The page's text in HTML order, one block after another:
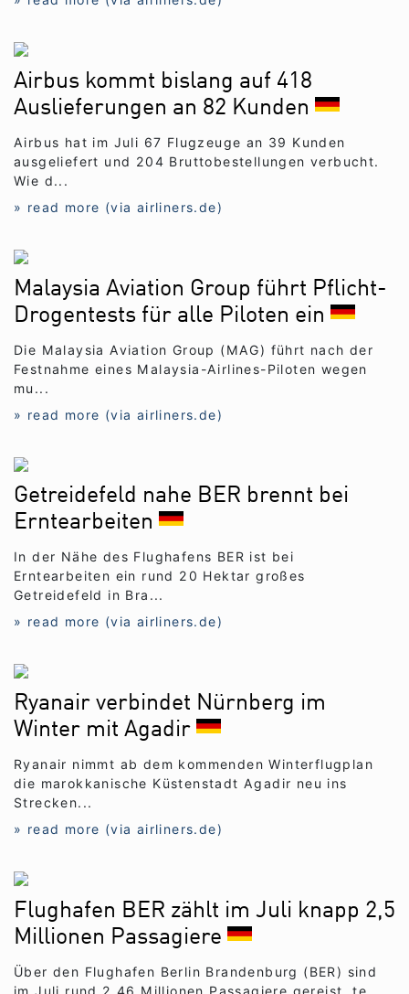
Airbus kommt bislang auf 418
Auslieferungen an 82 Kunden
Airbus hat im Juli 67 Flugzeuge an 39 Kunden
ausgeliefert und 204 Bruttobestellungen verbucht.
Wie d...
» read more (via airliners.de)
Malaysia Aviation Group führt Pflicht-
Drogentests für alle Piloten ein
Die Malaysia Aviation Group (MAG) führt nach der
Festnahme eines Malaysia-Airlines-Piloten wegen
mu...
» read more (via airliners.de)
Getreidefeld nahe BER brennt bei
Erntearbeiten
In der Nähe des Flughafens BER ist bei
Erntearbeiten ein rund 20 Hektar großes
Getreidefeld in Bra...
» read more (via airliners.de)
Ryanair verbindet Nürnberg im
Winter mit Agadir
Ryanair nimmt ab dem kommenden Winterflugplan
die marokkanische Küstenstadt Agadir neu ins
Strecken...
» read more (via airliners.de)
Flughafen BER zählt im Juli knapp 2,5
Millionen Passagiere
Über den Flughafen Berlin Brandenburg (BER) sind
im Juli rund 2,46 Millionen Passagiere gereist, te...